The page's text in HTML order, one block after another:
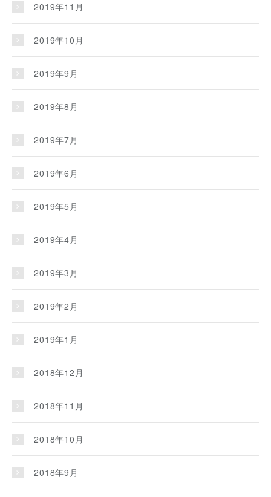
2019年11月
2019年10月
2019年9月
2019年8月
2019年7月
2019年6月
2019年5月
2019年4月
2019年3月
2019年2月
2019年1月
2018年12月
2018年11月
2018年10月
2018年9月